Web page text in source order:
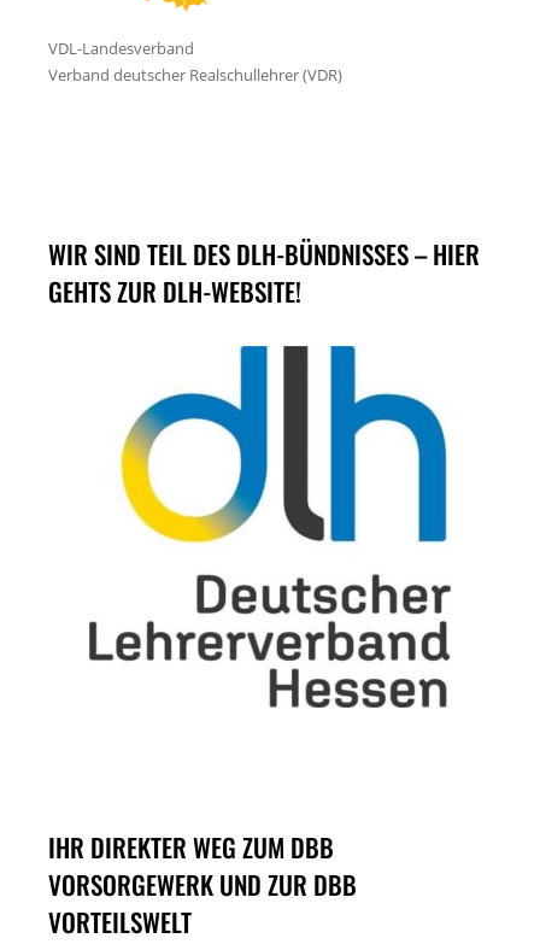
WIR SIND TEIL DES DLH-BÜNDNISSES – HIER
GEHTS ZUR DLH-WEBSITE!
IHR DIREKTER WEG ZUM DBB
VORSORGEWERK UND ZUR DBB
VORTEILSWELT